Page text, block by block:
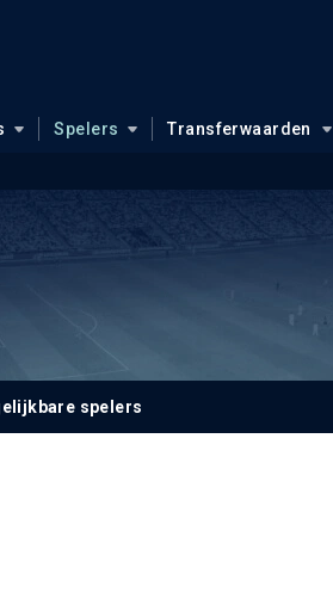
Spelers Transferwaarden
spelers